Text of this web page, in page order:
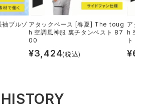
ブルゾ アタックベース [春夏] The toug
h 空調風神服 裏チタンベスト 87
00
¥3,424(税込)
アタ
h 空
ト
¥
HISTORY